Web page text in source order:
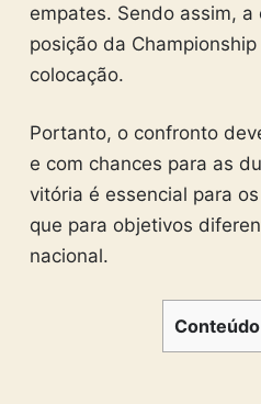
empates. Sendo assim, a
posição da
colocação.
Portanto, o confronto
e com chances para as
vitória é essencial para
que para objetivos
nacional.
Conteúdo